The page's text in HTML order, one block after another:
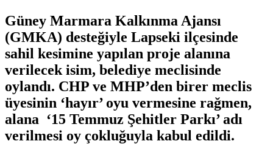
Güney Marmara Kalkınma Ajansı
(GMKA) desteğiyle Lapseki ilçesinde
sahil kesimine yapılan proje alanına
verilecek isim, belediye meclisinde
oylandı. CHP ve MHP’den birer meclis
üyesinin ‘hayır’ oyu vermesine rağmen,
alana ‘15 Temmuz Şehitler Parkı’ adı
verilmesi oy çokluğuyla kabul edildi.